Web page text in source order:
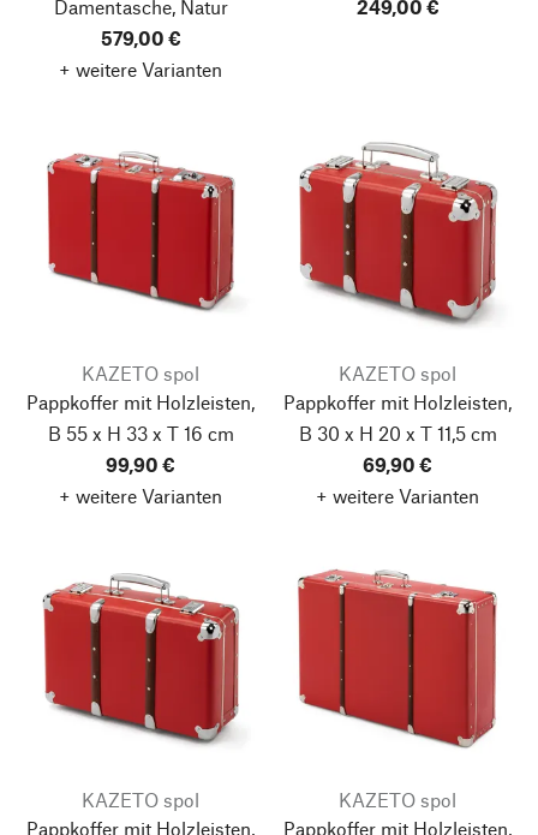
Damentasche, Natur
579,00 €
+ weitere Varianten
249,00 €
KAZETO spol
Pappkoffer mit Holzleisten,
B 55 x H 33 x T 16 cm
99,90 €
+ weitere Varianten
KAZETO spol
Pappkoffer mit Holzleisten,
B 30 x H 20 x T 11,5 cm
69,90 €
+ weitere Varianten
KAZETO spol
Pappkoffer mit Holzleisten,
KAZETO spol
Pappkoffer mit Holzleisten,